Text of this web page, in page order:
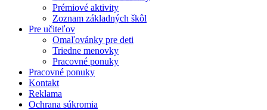
Prémiové aktivity
Zoznam základných škôl
Pre učiteľov
Omaľovánky pre deti
Triedne menovky
Pracovné ponuky
Pracovné ponuky
Kontakt
Reklama
Ochrana súkromia